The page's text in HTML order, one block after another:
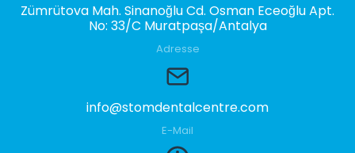
Zümrütova Mah. Sinanoğlu Cd. Osman Eceoğlu Apt.
No: 33/C Muratpaşa/Antalya
Adresse
info@stomdentalcentre.com
E-Mail